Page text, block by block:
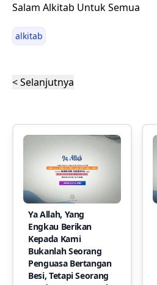
Salam Alkitab Untuk Semua
alkitab
< Selanjutnya
Ya Allah, Yang
Engkau Berikan
Kepada Kami
Bukanlah Seorang
Penguasa Bertangan
Besi, Tetapi Seorang